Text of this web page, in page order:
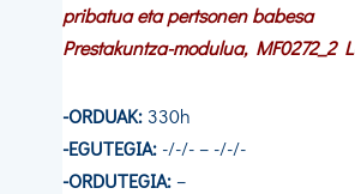
pribatua eta pertsonen babesa
Prestakuntza-modulua, MF0272_2
-ORDUAK: 330h
-EGUTEGIA: -/-/- – -/-/-
-ORDUTEGIA:–